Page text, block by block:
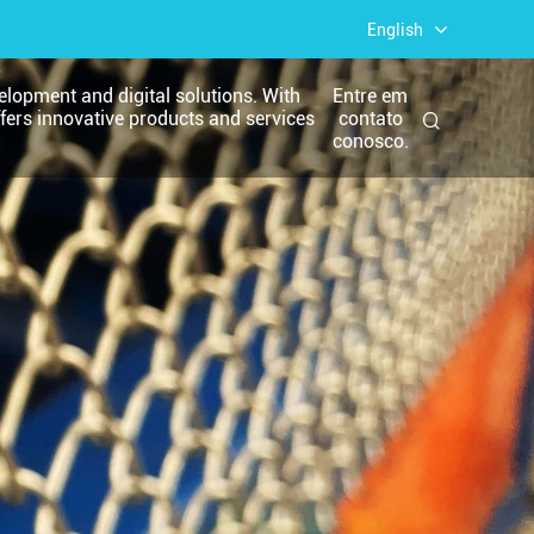
English
and digital solutions. With
innovative products and services
Entre em
contato
conosco.